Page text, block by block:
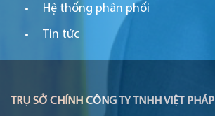
Hệ thống phân phối
Tin tức
TRỤ SỞ CHÍNH CÔNG TY TNHH VIỆT PHÁP